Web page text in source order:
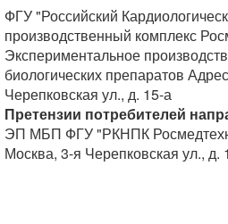
ФГУ "Российский
производственный комплекс
Экспериментальное
биологических препаратов
Черепковская ул., д. 15-а
Претензии потребителей
ЭП МБП ФГУ "РКНПК
Москва, 3-я Черепковская ул., д.